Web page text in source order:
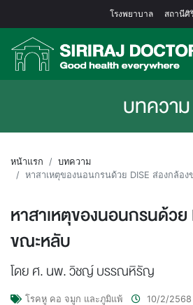
โรงพยาบาล สถานีศิ
บทความ
หน้าแรก
บทความ
หาสาเหตุของนอนกรนด้วย DISE ส่องกล้อ
หาสาเหตุของนอนกรนด้วย
ขณะหลับ
โดย ศ. นพ. วิชญ์ บรรณหิรัญ
โรคหู คอ จมูก และภูมิแพ้ 10/2/2568